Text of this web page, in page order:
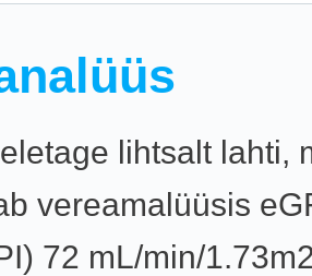
lihtsalt lahti,
vereamalüüsis
72 mL/min/